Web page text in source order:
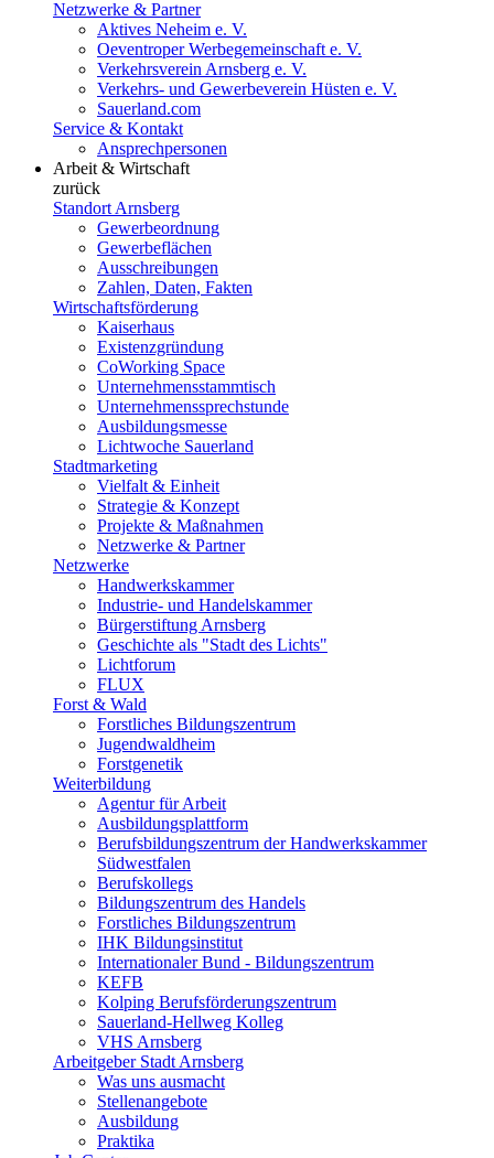
Netzwerke & Partner
Aktives Neheim e. V.
Oeventroper Werbegemeinschaft e. V.
Verkehrsverein Arnsberg e. V.
Verkehrs- und Gewerbeverein Hüsten e. V.
Sauerland.com
Service & Kontakt
Ansprechpersonen
Arbeit & Wirtschaft
zurück
Standort Arnsberg
Gewerbeordnung
Gewerbeflächen
Ausschreibungen
Zahlen, Daten, Fakten
Wirtschaftsförderung
Kaiserhaus
Existenzgründung
CoWorking Space
Unternehmensstammtisch
Unternehmenssprechstunde
Ausbildungsmesse
Lichtwoche Sauerland
Stadtmarketing
Vielfalt & Einheit
Strategie & Konzept
Projekte & Maßnahmen
Netzwerke & Partner
Netzwerke
Handwerkskammer
Industrie- und Handelskammer
Bürgerstiftung Arnsberg
Geschichte als "Stadt des Lichts"
Lichtforum
FLUX
Forst & Wald
Forstliches Bildungszentrum
Jugendwaldheim
Forstgenetik
Weiterbildung
Agentur für Arbeit
Ausbildungsplattform
Berufsbildungszentrum der Handwerkskammer
Südwestfalen
Berufskollegs
Bildungszentrum des Handels
Forstliches Bildungszentrum
IHK Bildungsinstitut
Internationaler Bund - Bildungszentrum
KEFB
Kolping Berufsförderungszentrum
Sauerland-Hellweg Kolleg
VHS Arnsberg
Arbeitgeber Stadt Arnsberg
Was uns ausmacht
Stellenangebote
Ausbildung
Praktika